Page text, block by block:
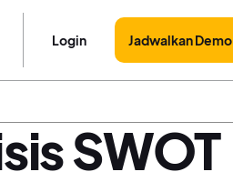
Login Jadwalkan Demo
SWOT